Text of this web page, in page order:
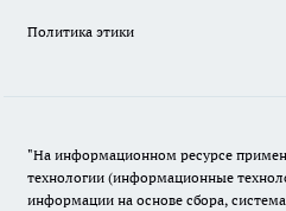
Политика этики
"На информационном ресурсе
технологии (информационные
информации на основе сбора,